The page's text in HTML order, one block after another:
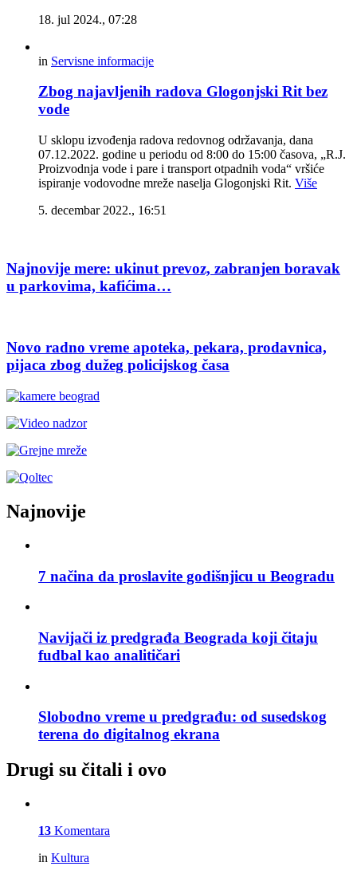
18. jul 2024., 07:28
in Servisne informacije
Zbog najavljenih radova Glogonjski Rit bez
vode
U sklopu izvođenja radova redovnog održavanja, dana
07.12.2022. godine u periodu od 8:00 do 15:00 časova, „R.J.
Proizvodnja vode i pare i transport otpadnih voda“ vršiće
ispiranje vodovodne mreže naselja Glogonjski Rit. Više
5. decembar 2022., 16:51
Najnovije mere: ukinut prevoz, zabranjen boravak
u parkovima, kafićima…
Novo radno vreme apoteka, pekara, prodavnica,
pijaca zbog dužeg policijskog časa
Najnovije
7 načina da proslavite godišnjicu u Beogradu
Navijači iz predgrađa Beograda koji čitaju
fudbal kao analitičari
Slobodno vreme u predgrađu: od susedskog
terena do digitalnog ekrana
Drugi su čitali i ovo
13 Komentara
in Kultura